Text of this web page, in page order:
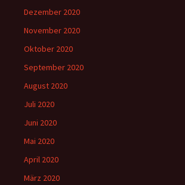
Dezember 2020
November 2020
Oktober 2020
September 2020
August 2020
Juli 2020
Juni 2020
Mai 2020
April 2020
März 2020